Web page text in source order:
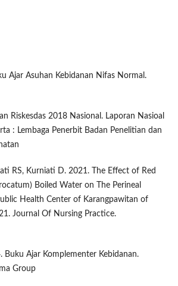
Ajar Asuhan Kebidanan Nifas Normal.
Riskesdas 2018 Nasional. Laporan Nasioal
: Lembaga Penerbit Badan Penelitian dan
RS, Kurniati D. 2021. The Effect of Red
Boiled Water on The Perineal
Health Center of Karangpawitan of
Journal Of Nursing Practice.
Buku Ajar Komplementer Kebidanan.
Group